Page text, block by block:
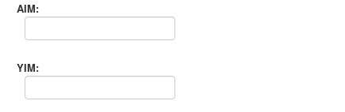
AIM:
YIM: